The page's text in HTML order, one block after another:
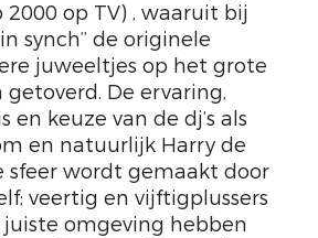
2000 op TV) , waaruit bij
synch’’ de originele
juweeltjes op het grote
De ervaring,
en keuze van de dj’s als
en natuurlijk Harry de
sfeer wordt gemaakt door
veertig en vijftigplussers
omgeving hebben